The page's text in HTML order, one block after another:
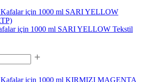
için 1000 ml SARI YELLOW Tekstil